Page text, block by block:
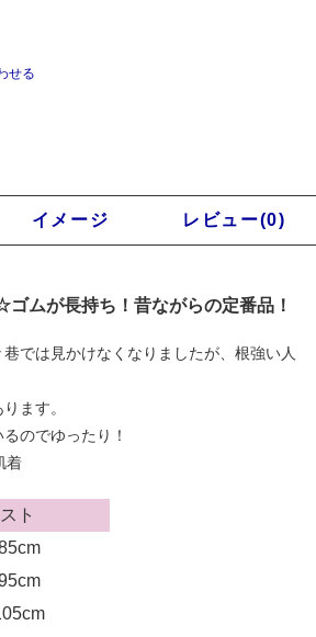
せる
イメージ レビュー(0)
ムが長持ち！昔ながらの定番品！
では見かけなくなりましたが、根強い人
ます。
のでゆったり！
着
ト